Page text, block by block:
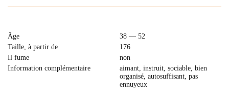
Âge
38 — 52
Taille, à partir de
176
Il fume
non
Information complémentaire
aimant, instruit, sociable, bien
organisé, autosuffisant, pas
ennuyeux